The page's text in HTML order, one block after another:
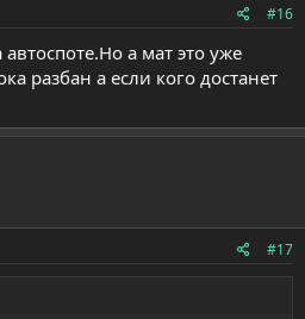
#16
а мат это уже
разбан а если кого достанет
#17